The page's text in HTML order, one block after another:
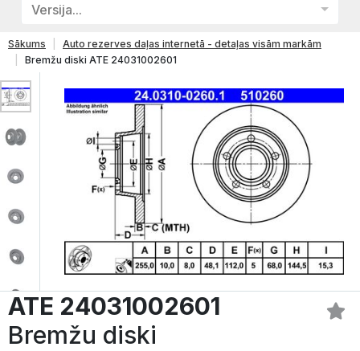
Versija...
Sākums
Auto rezerves daļas internetā - detaļas visām markām
Bremžu diski ATE 24031002601
ATE 24031002601
Bremžu diski